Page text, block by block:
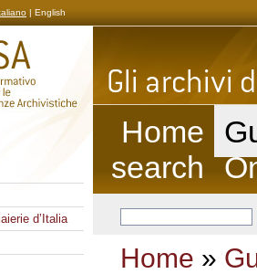
| English
d’Italia
Home
search
Home »